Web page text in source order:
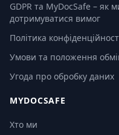
GDPR та MyDocSafe – як
дотримуватися вимог
Політика
Умови та положення
Угода про обробку даних
MYDOCSAFE
Хто ми